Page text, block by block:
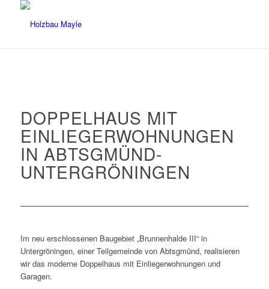
DOPPELHAUS MIT
EINLIEGERWOHNUNGEN
IN ABTSGMÜND-
UNTERGRÖNINGEN
Im neu erschlossenen Baugebiet „Brunnenhalde III“ in
Untergröningen, einer Teilgemeinde von Abtsgmünd, realisieren
wir das moderne Doppelhaus mit Einliegerwohnungen und
Garagen.